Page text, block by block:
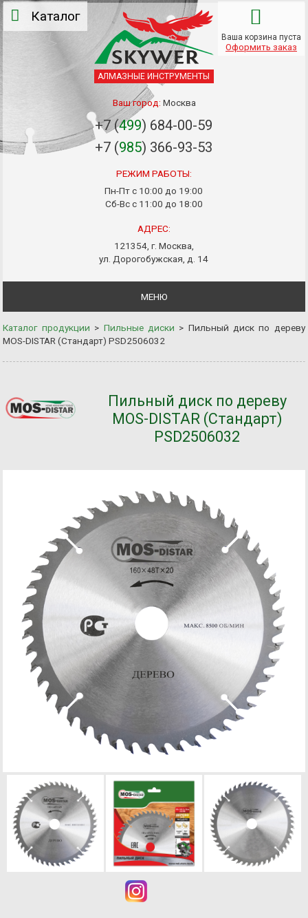
АЛМАЗНЫЕ ИНСТРУМЕНТЫ
Ваш город: Москва
+7 (499) 684-00-59
+7 (985) 366-93-53
РЕЖИМ РАБОТЫ:
Пн-Пт с 10:00 до 19:00
Сб-Вс с 11:00 до 18:00
АДРЕС:
121354, г. Москва,
ул. Дорогобужская, д. 14
Ваша корзина пуста
Оформить заказ
МЕНЮ
Каталог продукции > Пильные диски > Пильный диск по дереву
MOS-DISTAR (Стандарт) PSD2506032
Пильный диск по дереву
MOS-DISTAR (Стандарт)
PSD2506032
Каталог